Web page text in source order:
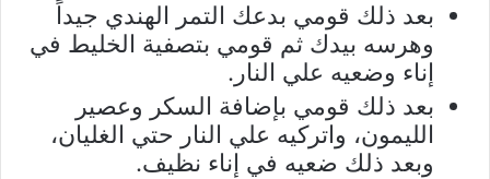
بعد ذلك قومي بدعك التمر الهندي جيداً
وهرسه بيدك ثم قومي بتصفية الخليط في
إناء وضعيه علي النار.
بعد ذلك قومي بإضافة السكر وعصير
الليمون، واتركيه علي النار حتي الغليان،
وبعد ذلك ضعيه في إناء نظيف.